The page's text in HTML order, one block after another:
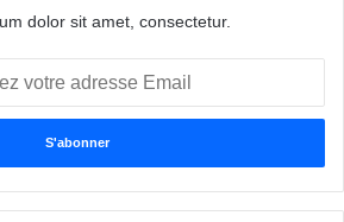
dolor sit amet, consectetur.